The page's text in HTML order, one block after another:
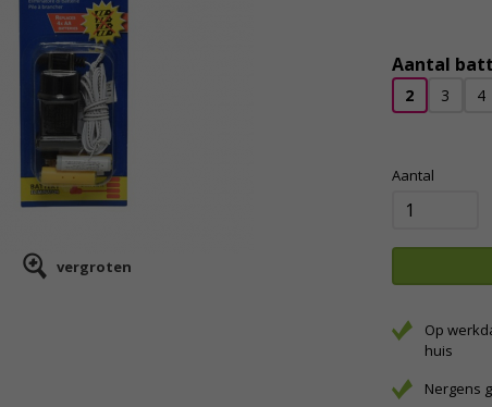
vergroten
Aantal
2 3 4
Aantal
Op
huis
Nergens